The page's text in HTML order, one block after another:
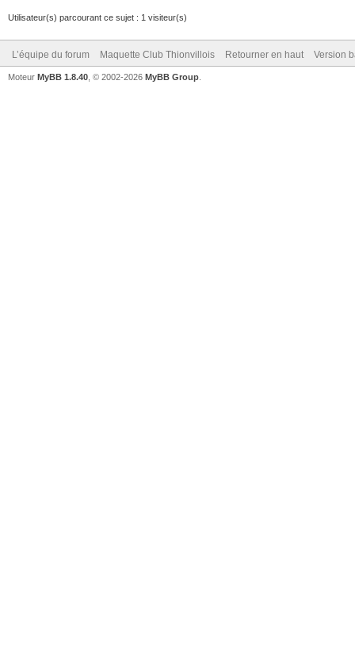
Utilisateur(s) parcourant ce sujet : 1 visiteur(s)
L’équipe du forum Maquette Club Thionvillois Retourner en haut Version
Moteur MyBB 1.8.40 , © 2002-2026 MyBB Group